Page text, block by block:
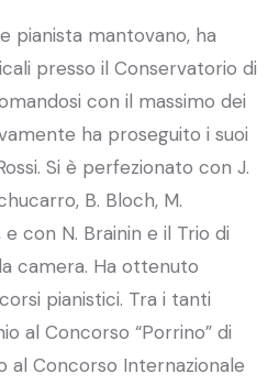
pianista mantovano, ha
presso il Conservatorio di
con il massimo dei
ha proseguito i suoi
Si è perfezionato con J.
B. Bloch, M.
con N. Brainin e il Trio di
camera. Ha ottenuto
pianistici. Tra i tanti
al Concorso “Porrino” di
al Concorso Internazionale